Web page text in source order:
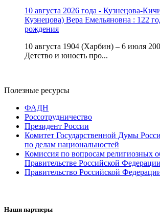
10 августа 2026 года - Кузнецова-
Кузнецова) Вера Емельяновна : 122
рождения
10 августа 1904 (Харбин) – 6 июля
Детство и юность про...
Полезные ресурсы
ФАДН
Россотрудничество
Президент России
Комитет Государственной Думы
по делам национальностей
Комиссия по вопросам религиозных
Правительстве Российской Федерации
Правительство Российской
Наши партнеры